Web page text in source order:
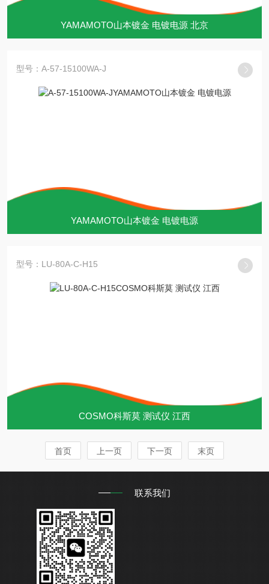
YAMAMOTO山本镀金 电镀电源 北京
型号：A-57-15100WA-J
YAMAMOTO山本镀金 电镀电源
型号：LU‑80A‑C‑H15
COSMO科斯莫 测试仪 江西
首页 上一页 下一页 末页
联系我们